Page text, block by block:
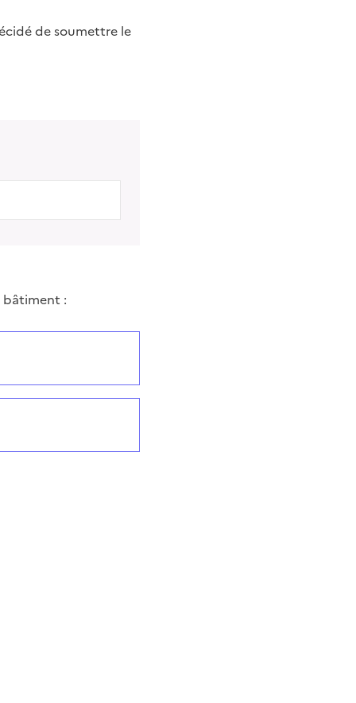
de soumettre le
bâtiment :